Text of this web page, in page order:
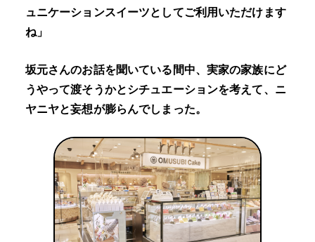
ュニケーションスイーツとしてご利用いただけます
ね」
坂元さんのお話を聞いている間中、実家の家族にど
うやって渡そうかとシチュエーションを考えて、ニ
ヤニヤと妄想が膨らんでしまった。